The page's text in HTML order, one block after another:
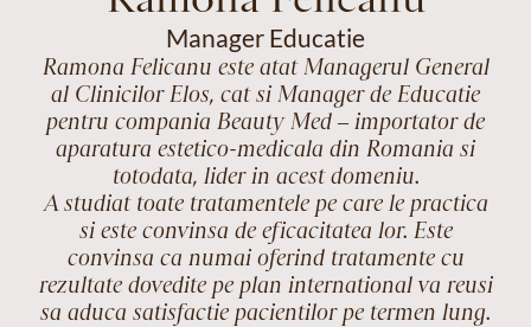
Manager Educatie
Ramona Felicanu este atat Managerul General
al Clinicilor Elos, cat si Manager de Educatie
pentru compania Beauty Med – importator de
aparatura estetico-medicala din Romania si
totodata, lider in acest domeniu.
A studiat toate tratamentele pe care le practica
si este convinsa de eficacitatea lor. Este
convinsa ca numai oferind tratamente cu
rezultate dovedite pe plan international va reusi
sa aduca satisfactie pacientilor pe termen lung.